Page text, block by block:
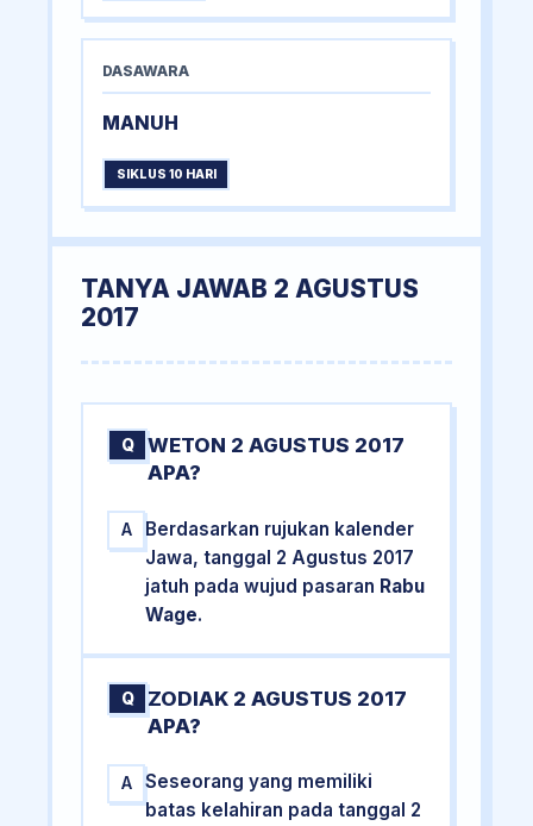
DASAWARA
MANUH
SIKLUS 10 HARI
TANYA JAWAB 2 AGUSTUS
2017
Q
WETON 2 AGUSTUS 2017
APA?
A
Berdasarkan rujukan kalender
Jawa, tanggal 2 Agustus 2017
jatuh pada wujud pasaran Rabu
Wage.
Q
ZODIAK 2 AGUSTUS 2017
APA?
A
Seseorang yang memiliki
batas kelahiran pada tanggal 2